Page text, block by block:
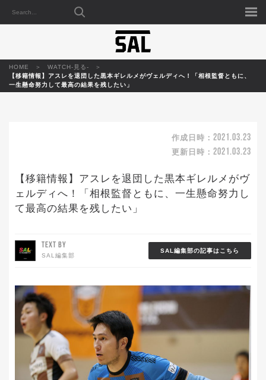
HOME
WATCH-見る-
【移籍情報】アスレを退団した黒本ギレルメがヴェルディへ！「相根監督ともに、
一生懸命努力して最高の結果を残したい」
作成日時： 2021.03.23
更新日時： 2021.03.23
【移籍情報】アスレを退団した黒本ギレルメがヴ
ェルディへ！「相根監督ともに、一生懸命努力し
て最高の結果を残したい」
TEXT BY
SAL編集部
SAL編集部の記事はこちら